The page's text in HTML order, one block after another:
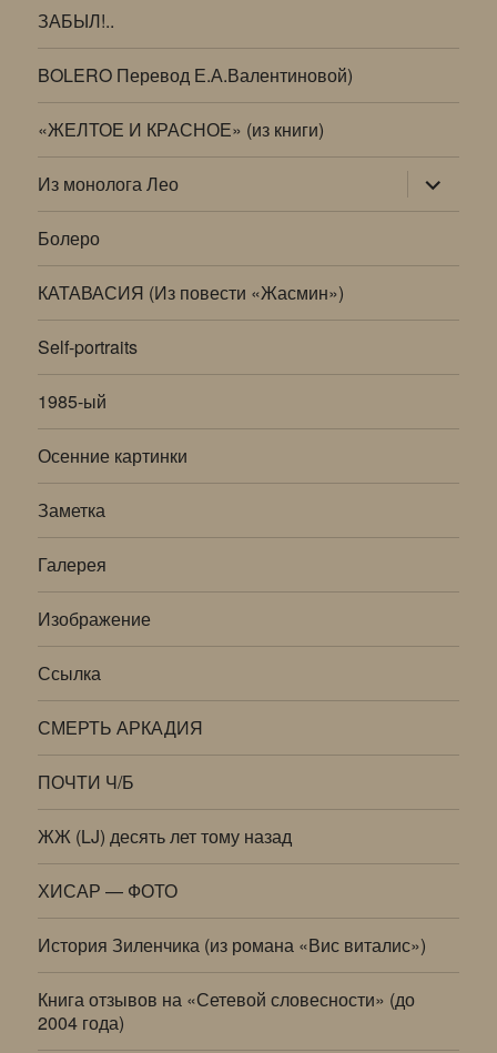
ЗАБЫЛ!..
BOLERO Перевод Е.А.Валентиновой)
«ЖЕЛТОЕ И КРАСНОЕ» (из книги)
Из монолога Лео раскрыть
дочернее
меню
Болеро
КАТАВАСИЯ (Из повести «Жасмин»)
Self-portraits
1985-ый
Осенние картинки
Заметка
Галерея
Изображение
Ссылка
СМЕРТЬ АРКАДИЯ
ПОЧТИ Ч/Б
ЖЖ (LJ) десять лет тому назад
ХИСАР — ФОТО
История Зиленчика (из романа «Вис виталис»)
Книга отзывов на «Сетевой словесности» (до
2004 года)